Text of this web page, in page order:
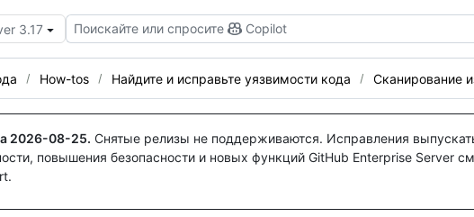
3.17 Поискайте или спросите Copilot
How-tos Найдите и исправьте уязвимости кода Сканирование
2026-08-25. Снятые релизы не поддерживаются. Исправления
повышения безопасности и новых функций GitHub Enterprise Server